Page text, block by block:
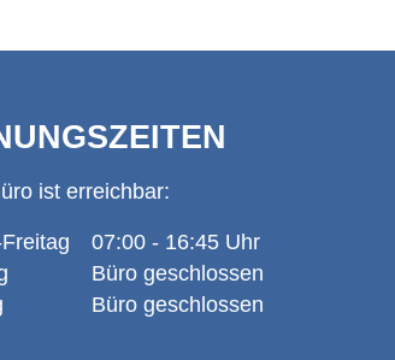
ist erreichbar:
07:00 - 16:45 Uhr
Büro geschlossen
Büro geschlossen